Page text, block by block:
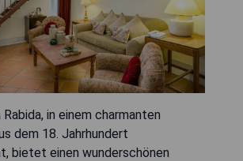
in einem charmanten
dem 18. Jahrhundert
bietet einen wunderschönen